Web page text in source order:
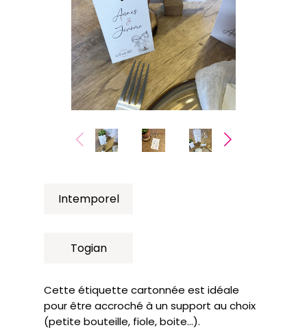
Intemporel
Togian
Cette étiquette cartonnée est idéale
pour être accroché à un support au choix
(petite bouteille, fiole, boite…).